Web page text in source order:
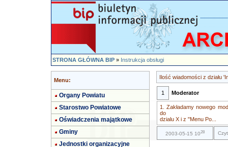
STRONA GŁÓWNA BIP»Instrukcja obsługi
Menu:
Organy Powiatu
Starostwo Powiatowe
Oświadczenia majątkowe
Gminy
Jednostki organizacyjne
Ilość wiadomości z działu
1 Moderator
1. Zakładamy nowego
do
dzialu X i z "Menu Po...
2003-05-15 1028